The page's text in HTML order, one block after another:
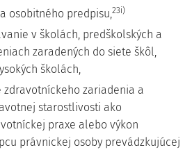
osobitného predpisu,23i)
v školách, predškolských a
zaradených do siete škôl,
školách,
zdravotníckeho zariadenia a
starostlivosti ako
praxe alebo výkon
právnickej osoby prevádzkujúcej